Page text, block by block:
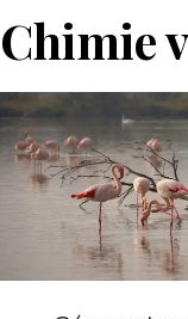
Chimie